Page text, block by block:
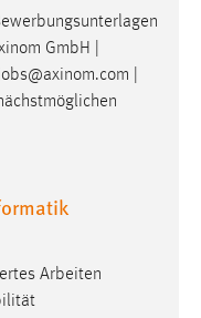
GmbH |
@axinom.com |
Arbeiten